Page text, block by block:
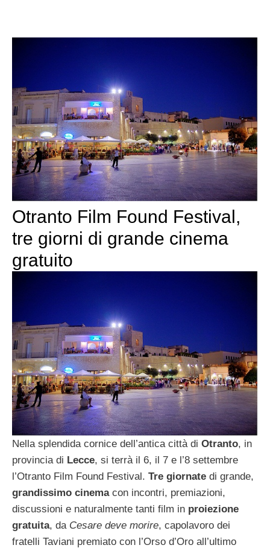
Otranto Film Found Festival,
tre giorni di grande cinema
gratuito
Nella splendida cornice dell’antica città di Otranto, in
provincia di Lecce, si terrà il 6, il 7 e l’8 settembre
l’Otranto Film Found Festival. Tre giornate di grande,
grandissimo cinemacon incontri, premiazioni,
discussioni e naturalmente tanti film in proiezione
gratuita, da Cesare deve morire, capolavoro dei
fratelli Taviani premiato con l’Orso d’Oro all’ultimo